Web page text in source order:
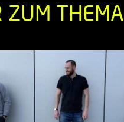
ZUM THEMA